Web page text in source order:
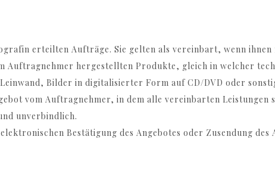
erteilten Aufträge. Sie gelten als vereinbart, wenn
Auftragnehmer hergestellten Produkte, gleich in welcher
Bilder in digitalisierter Form auf CD/DVD oder
vom Auftragnehmer, in dem alle vereinbarten Leistungen
unverbindlich.
Bestätigung des Angebotes oder Zusendung des